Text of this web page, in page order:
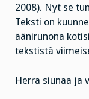
2008). Nyt se
Teksti on
äänirunona
tekstistä
Herra siunaa ja